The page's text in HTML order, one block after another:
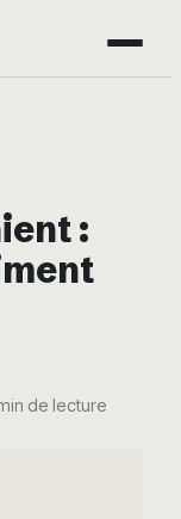
:
de lecture